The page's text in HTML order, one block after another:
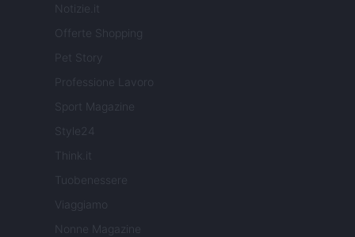
Notizie.it
Offerte Shopping
Pet Story
Professione Lavoro
Sport Magazine
Style24
Think.it
Tuobenessere
Viaggiamo
Nonne Magazine